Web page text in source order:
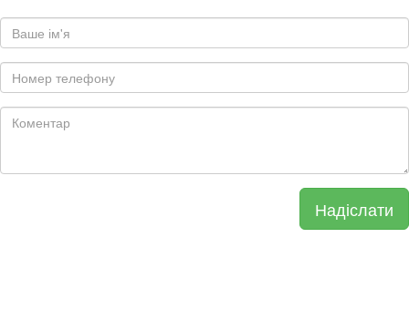
Надіслати